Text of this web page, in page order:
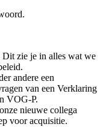
zie je in alles wat we
andere een
van een Verklaring
VOG-P.
nieuwe collega
voor acquisitie.